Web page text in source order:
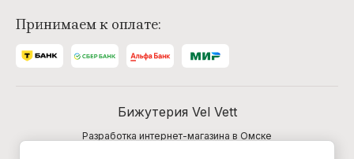
Принимаем к оплате:
Бижутерия Vel Vett
Разработка интернет-магазина в Омске